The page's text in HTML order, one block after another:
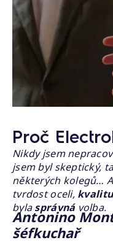
Proč
Nikdy jsem
jsem byl skeptický,
některých kolegů…
tvrdost oceli, kvalitu
bylasprávnávolba.
Antonino
šéfkuchař